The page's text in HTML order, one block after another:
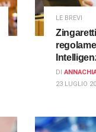
LE BREVI
DI
23 LUGLIO